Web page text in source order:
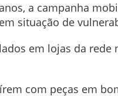
a campanha
situação de
em lojas da rede
com peças em